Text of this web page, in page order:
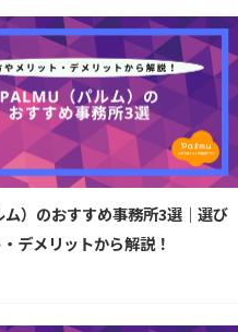
）のおすすめ事務所3選｜選び
デメリットから解説！